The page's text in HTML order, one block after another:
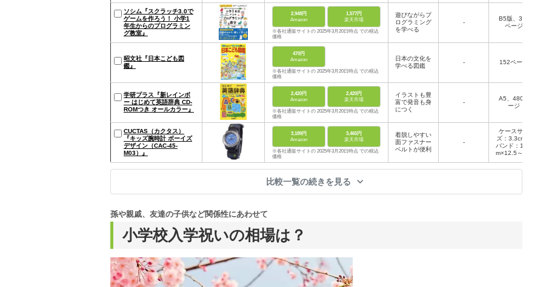
ソシム『スクラッチ3.0で
ゲームを作ろう！ 小学1
年生からのプログラミン
グ教室』
2,948円
Amazon
1,577円
楽天市場
※各社通販サイトの 2025年3月20日時点 での税込
価格
遊びながらプ
ログラミング
を学べる
-
B5版、304
ページ
昭文社『日本こども図
鑑』
470円
Amazon
※各社通販サイトの 2025年3月20日時点 での税込
価格
日本の文化を
学べる図鑑
- 152ページ
学研プラス『新レインボ
ー はじめて英語辞典 CD-
ROMつき オールカラー』
2,420円
Amazon
2,420円
楽天市場
※各社通販サイトの 2025年3月20日時点 での税込
価格
イラストも豊
富で発音も身
につく
-
A5、480ペ
ージ
CUCTAS（カクタス）
『キッズ腕時計 ボーイズ
デザイン（CAC-45-
M03）』
3,189円
Amazon
3,465円
楽天市場
※各社通販サイトの 2025年3月20日時点 での税込
価格
着脱しやすい
面ファスナー
ベルトが便利
-
ケースサイ
ズ：3.3cm、
バンド：1.2c
m×12.5～15.
比較一覧の続きを見る
小学校入学祝いの相場は？
孫や親戚、友達の子供など関係性にあわせて